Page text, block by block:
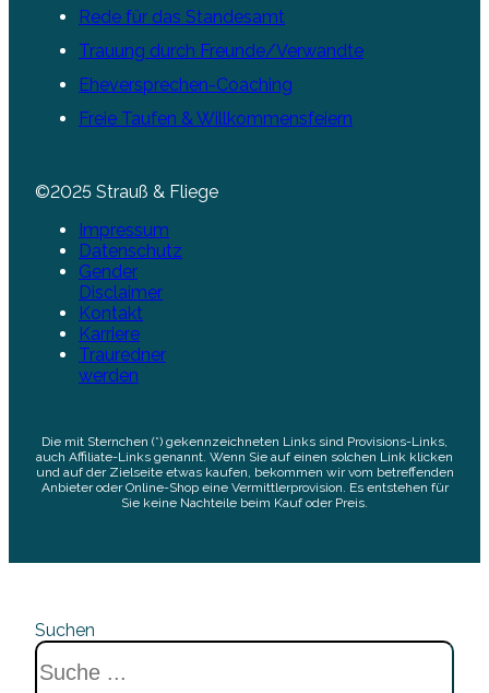
Rede für das Standesamt
Trauung durch Freunde/Verwandte
Eheversprechen-Coaching
Freie Taufen & Willkommensfeiern
©2025 Strauß & Fliege
Impressum
Datenschutz
Gender
Disclaimer
Kontakt
Karriere
Trauredner
werden
Die mit Sternchen (*) gekennzeichneten Links sind Provisions-Links,
auch Affiliate-Links genannt. Wenn Sie auf einen solchen Link klicken
und auf der Zielseite etwas kaufen, bekommen wir vom betreffenden
Anbieter oder Online-Shop eine Vermittlerprovision. Es entstehen für
Sie keine Nachteile beim Kauf oder Preis.
Suchen